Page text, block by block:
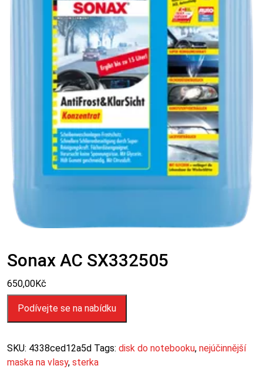
Sonax AC SX332505
650,00Kč
Podívejte se na nabídku
SKU: 4338ced12a5d Tags: disk do notebooku, nejúčinnější
maska na vlasy, sterka